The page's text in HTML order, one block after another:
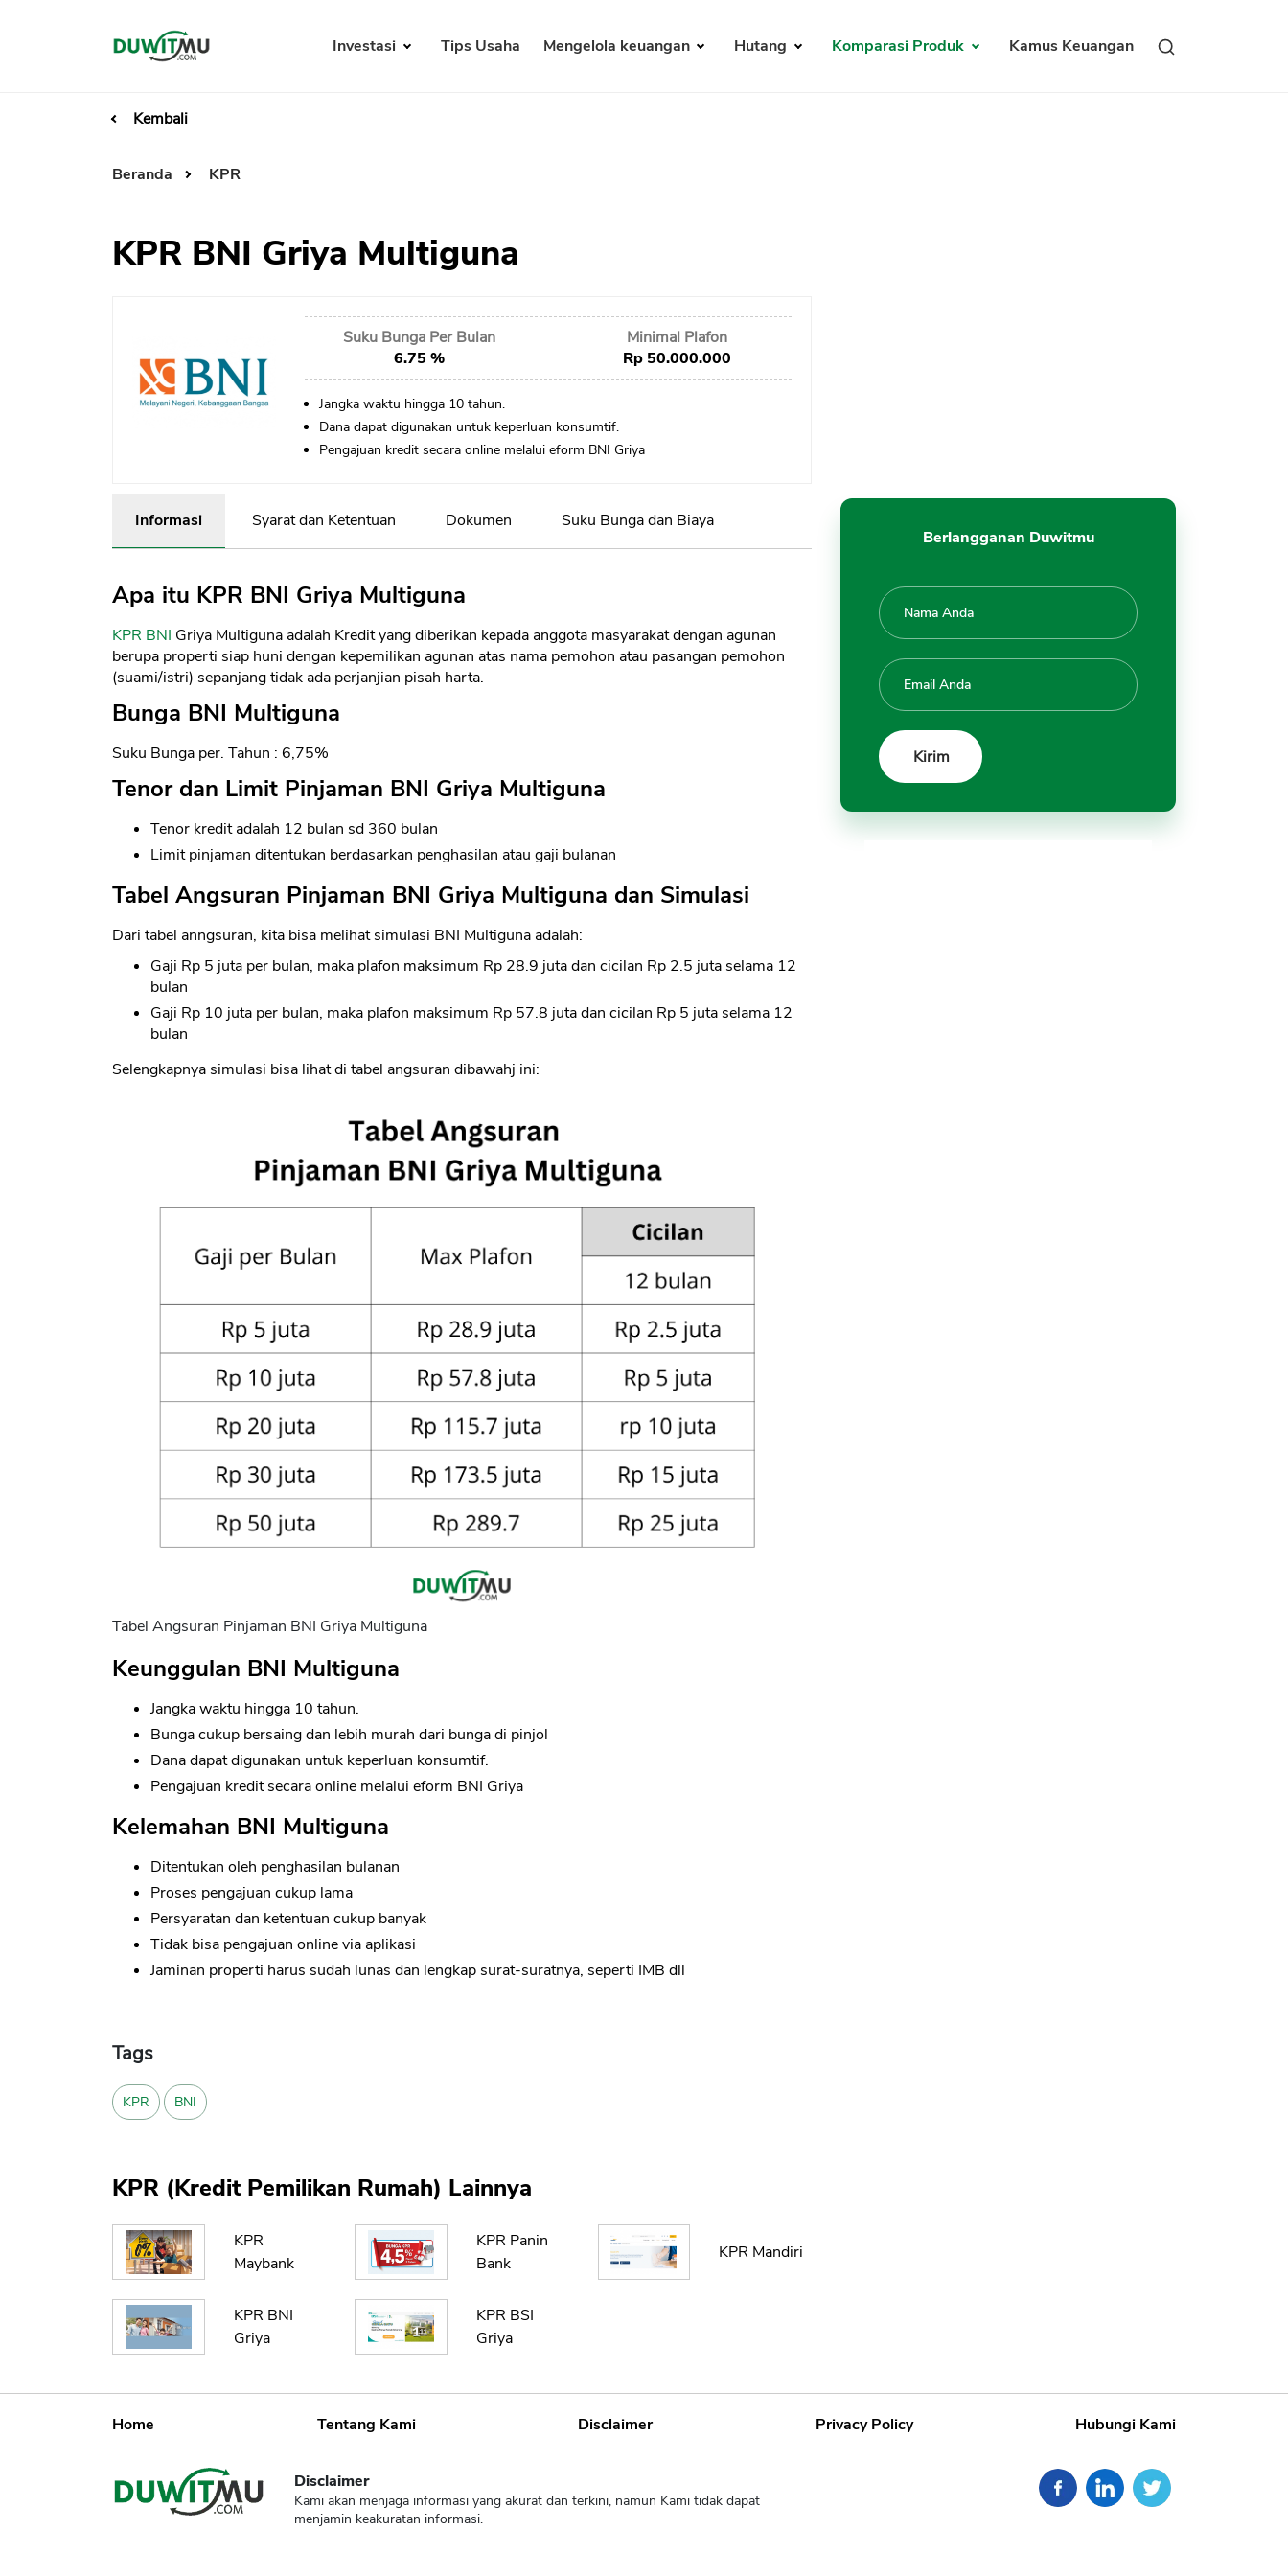
Investasi Tips Usaha Mengelola keuangan Hutang Komparasi Produk Kamus Keuangan
Kembali
Beranda KPR
KPR BNI Griya Multiguna
Suku Bunga Per Bulan
6.75 %
Minimal Plafon
Rp 50.000.000
Jangka waktu hingga 10 tahun.
Dana dapat digunakan untuk keperluan konsumtif.
Pengajuan kredit secara online melalui eform BNI Griya
Informasi Syarat dan Ketentuan Dokumen Suku Bunga dan Biaya
Apa itu KPR BNI Griya Multiguna
KPR BNI Griya Multiguna adalah Kredit yang diberikan kepada anggota masyarakat dengan agunan
berupa properti siap huni dengan kepemilikan agunan atas nama pemohon atau pasangan pemohon
(suami/istri) sepanjang tidak ada perjanjian pisah harta.
Bunga BNI Multiguna
Suku Bunga per. Tahun : 6,75%
Tenor dan Limit Pinjaman BNI Griya Multiguna
Tenor kredit adalah 12 bulan sd 360 bulan
Limit pinjaman ditentukan berdasarkan penghasilan atau gaji bulanan
Tabel Angsuran Pinjaman BNI Griya Multiguna dan Simulasi
Dari tabel anngsuran, kita bisa melihat simulasi BNI Multiguna adalah:
Gaji Rp 5 juta per bulan, maka plafon maksimum Rp 28.9 juta dan cicilan Rp 2.5 juta selama 12
bulan
Gaji Rp 10 juta per bulan, maka plafon maksimum Rp 57.8 juta dan cicilan Rp 5 juta selama 12
bulan
Selengkapnya simulasi bisa lihat di tabel angsuran dibawahj ini:
Tabel Angsuran Pinjaman BNI Griya Multiguna
Keunggulan BNI Multiguna
Jangka waktu hingga 10 tahun.
Bunga cukup bersaing dan lebih murah dari bunga di pinjol
Dana dapat digunakan untuk keperluan konsumtif.
Pengajuan kredit secara online melalui eform BNI Griya
Kelemahan BNI Multiguna
Ditentukan oleh penghasilan bulanan
Proses pengajuan cukup lama
Persyaratan dan ketentuan cukup banyak
Tidak bisa pengajuan online via aplikasi
Jaminan properti harus sudah lunas dan lengkap surat-suratnya, seperti IMB dll
Tags
KPR BNI
KPR (Kredit Pemilikan Rumah) Lainnya
KPR
Maybank
KPR Panin
Bank
KPR Mandiri
KPR BNI
Griya
KPR BSI
Griya
Berlangganan Duwitmu
Home Tentang Kami Disclaimer Privacy Policy Hubungi Kami
Disclaimer
Kami akan menjaga informasi yang akurat dan terkini, namun Kami tidak dapat
menjamin keakuratan informasi.